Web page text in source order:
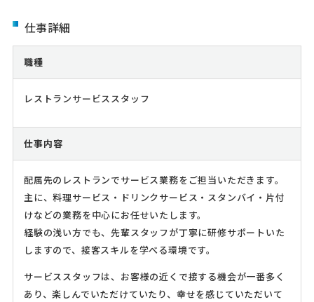
仕事詳細
職種
レストランサービススタッフ
仕事内容
配属先のレストランでサービス業務をご担当いただきます。
主に、料理サービス・ドリンクサービス・スタンバイ・片付
けなどの業務を中心にお任せいたします。
経験の浅い方でも、先輩スタッフが丁寧に研修サポートいた
しますので、接客スキルを学べる環境です。
サービススタッフは、お客様の近くで接する機会が一番多く
あり、楽しんでいただけていたり、幸せを感じていただいて